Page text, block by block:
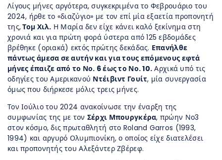
Λίγους μήνες αργότερα, συγκεκριμένα το Φεβρουάριο του
2024, ήρθε το «διαζύγιο» με τον επί μία εξαετία προπονητή
της,Τομ Χιλ. Η Μαρία δεν είχε κάνει καλό ξεκίνημα στη
χρονιά και για πρώτη φορά ύστερα από 125 εβδομάδες
βρέθηκε (οριακά) εκτός πρώτης δεκάδας. Επανήλθε
πάντως άμεσα σε αυτήν και για τους επόμενους εφτά
μήνες έπαιζε από το Νο. 6 έως το Νο. 10. Αρχικά υπό τις
οδηγίες του Αμερικανού Ντέιβιντ Γουίτ, μία συνεργασία
όμως που διήρκεσε μόλις τρεις μήνες.
Τον Ιούλιο του 2024 ανακοίνωσε την έναρξη της
συμφωνίας της με τον Σέρχι Μπουργκέρα, πρώην Νο3
στον κόσμο, δις πρωταθλητή στο Roland Garros (1993,
1994) και αργυρό Ολυμπιονίκη, ο οποίος είχε διατελέσει
και προπονητής του Αλεξάντερ Ζβέρεφ.